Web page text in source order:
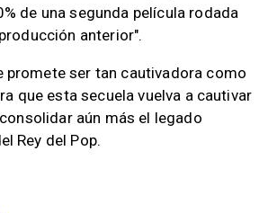
de una segunda película rodada
anterior".
promete ser tan cautivadora como
que esta secuela vuelva a cautivar
aún más el legado
Rey del Pop.